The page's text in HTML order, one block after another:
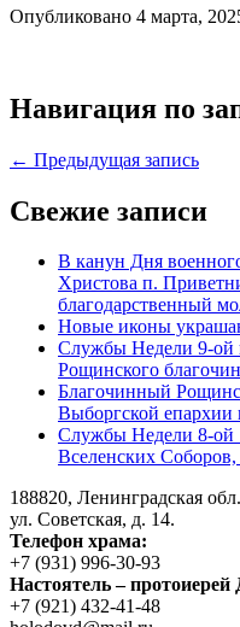
Опубликовано 4 марта,
Навигация по
← Предыдущая запись
Свежие записи
В канун Дня
Христова п.
благодарственный
Новые иконы
Службы Недели 9-ой
Рощинского
Благочинный
Выборгской епархии
Службы Недели 8-ой
Вселенских
188820, Ленинградская
ул. Советская, д. 14.
Телефон храма:
+7 (931) 996-30-93
Настоятель –
+7 (921) 432-41-48